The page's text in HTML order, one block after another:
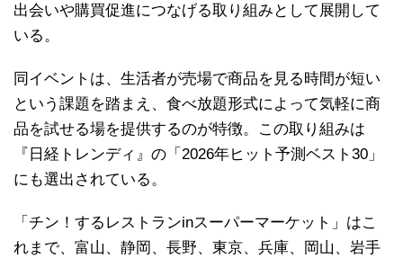
出会いや購買促進につなげる取り組みとして展開して
いる。
同イベントは、生活者が売場で商品を見る時間が短い
という課題を踏まえ、食べ放題形式によって気軽に商
品を試せる場を提供するのが特徴。この取り組みは
『日経トレンディ』の「2026年ヒット予測ベスト30」
にも選出されている。
「チン！するレストランinスーパーマーケット」はこ
れまで、富山、静岡、長野、東京、兵庫、岡山、岩手